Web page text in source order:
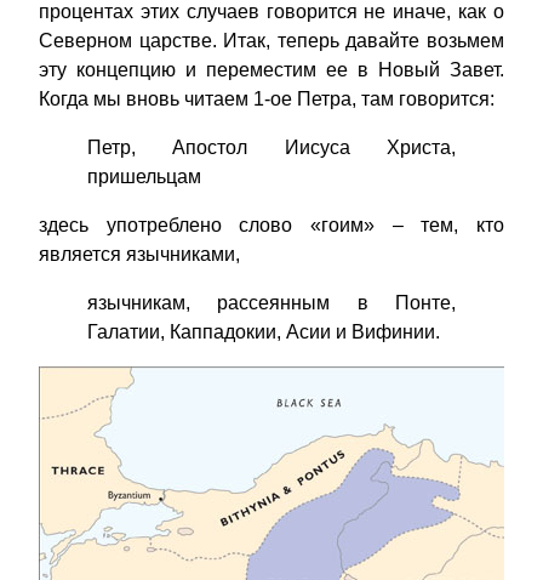
процентах этих случаев говорится не иначе, как о
Северном царстве. Итак, теперь давайте возьмем
эту концепцию и переместим ее в Новый Завет.
Когда мы вновь читаем 1-ое Петра, там говорится:
Петр, Апостол Иисуса Христа,
пришельцам
здесь употреблено слово «гоим» – тем, кто
является язычниками,
язычникам, рассеянным в Понте,
Галатии, Каппадокии, Асии и Вифинии.